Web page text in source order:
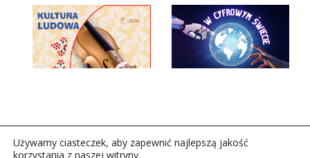
Używamy ciasteczek, aby zapewnić najlepszą jakość
korzystania z naszej witryny.